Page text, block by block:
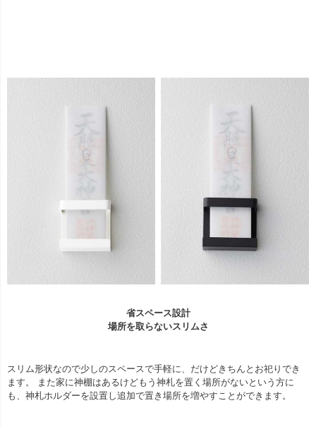
省スペース設計
場所を取らないスリムさ
スリム形状なので少しのスペースで手軽に、だけどきちんとお祀りでき
ます。 また家に神棚はあるけどもう神札を置く場所がないという方に
も、神札ホルダーを設置し追加で置き場所を増やすことができます。